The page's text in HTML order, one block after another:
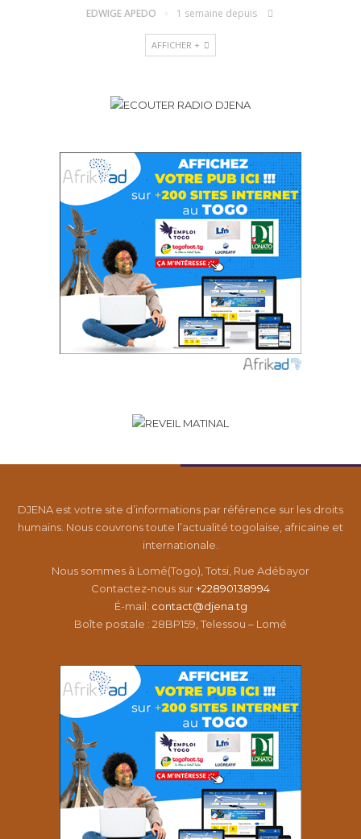
EDWIGE APEDO 1 semaine depuis
AFFICHER +
DJENA est votre site d’informations par référence sur les droits
humains. Nous couvrons toute l’actualité togolaise, africaine et
internationale.
Nous sommes à Lomé(Togo), Totsi, Rue Adébayor
Contactez-nous sur+22890138994
É-mail: contact@djena.tg
Boîte postale : 28BP159, Telessou – Lomé